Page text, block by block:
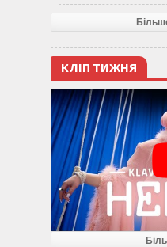
КЛІП ТИЖНЯ